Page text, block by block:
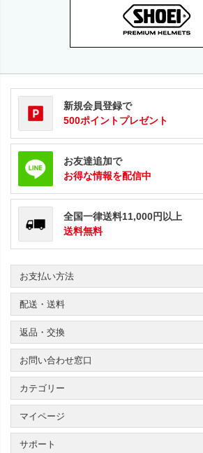
新規会員登録で
500ポイントプレゼント
お友達追加で
お得な情報を配信中
全国一律送料11,000円以上
送料無料
お支払い方法
配送・送料
返品・交換
お問い合わせ窓口
カテゴリー
マイページ
サポート